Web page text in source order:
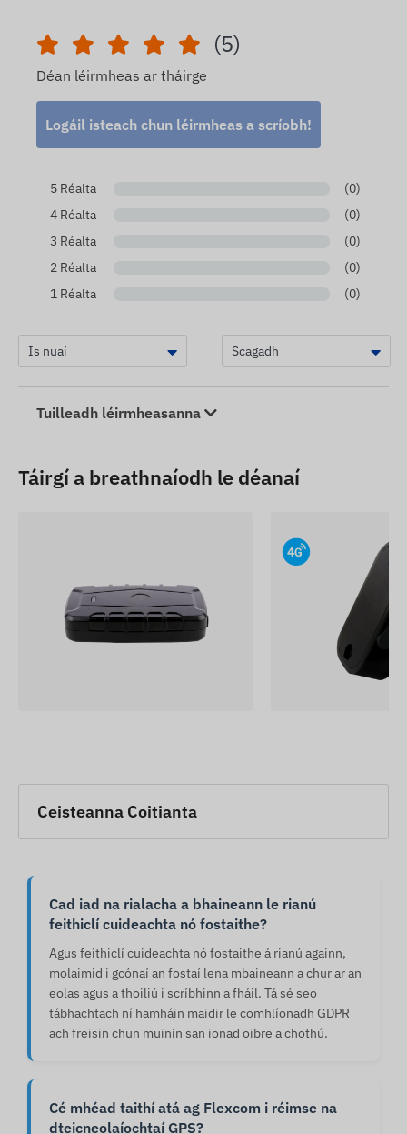
(5)
Déan léirmheas ar tháirge
Logáil isteach chun léirmheas a scríobh!
5 Réalta
(0)
4 Réalta
(0)
3 Réalta
(0)
2 Réalta
(0)
1 Réalta
(0)
Tuilleadh léirmheasanna
Táirgí a breathnaíodh le déanaí
Ceisteanna Coitianta
Cad iad na rialacha a bhaineann le rianú
feithiclí cuideachta nó fostaithe?
Agus feithiclí cuideachta nó fostaithe á rianú againn,
molaimid i gcónaí an fostaí lena mbaineann a chur ar an
eolas agus a thoiliú i scríbhinn a fháil. Tá sé seo
tábhachtach ní hamháin maidir le comhlíonadh GDPR
ach freisin chun muinín san ionad oibre a chothú.
Cé mhéad taithí atá ag Flexcom i réimse na
dteicneolaíochtaí GPS?